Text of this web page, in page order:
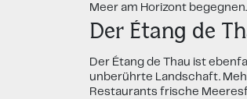
Meer am Horizont begegnen.
Der Étang de
Der Étang de Thau ist
unberührte Landschaft.
Restaurants frische